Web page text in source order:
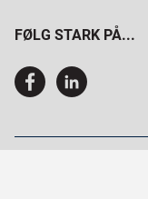
FØLG STARK PÅ...